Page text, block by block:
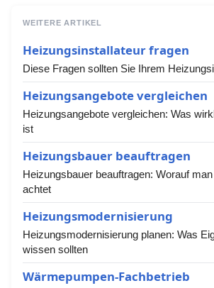
WEITERE ARTIKEL
Heizungsinstallateur fragen
Diese Fragen sollten Sie Ihrem
Heizungsangebote vergleichen
Heizungsangebote vergleichen: Was
ist
Heizungsbauer beauftragen
Heizungsbauer beauftragen: Worauf
achtet
Heizungsmodernisierung
Heizungsmodernisierung planen: Was
wissen sollten
Wärmepumpen-Fachbetrieb